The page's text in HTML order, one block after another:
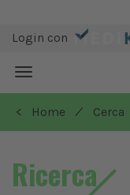
Login con
Toggle
navigation
< Home
/ Cerca
Ricerca